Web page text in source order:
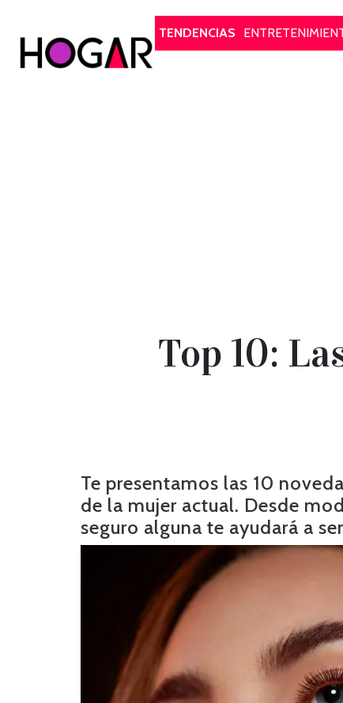
TENDENCIAS
Top 10:
Te presentamos las 10
de la mujer actual. Desde
seguro alguna te ayudará a